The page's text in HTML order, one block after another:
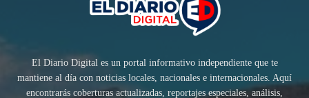
El Diario Digital es un portal informativo independiente que te
mantiene al día con noticias locales, nacionales e internacionales. Aquí
encontrarás coberturas actualizadas, reportajes especiales, análisis,